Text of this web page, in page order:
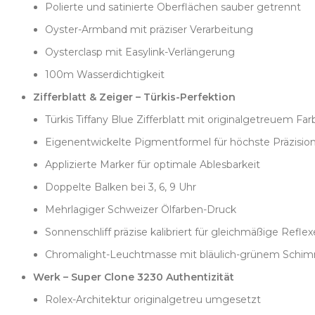
Weitere Details unterstreichen den hohen Anspruch:
Leuchtkraft des Zifferblatts ohne Verzerrung. Das
übertrieben zu wirken. Mit 100m Wasserdichtigkeit und
Neben einer echten Rolex ist Clean Factorys türkises
Studien und konsequente Optimierung. Während viele
Polierte und satinierte Oberflächen sauber getrennt
Oyster-Armband mit präziser Verarbeitung
Oysterclasp mit Easylink-Verlängerung
100m Wasserdichtigkeit
Zifferblatt & Zeiger – Türkis-Perfektion
Türkis Tiffany Blue Zifferblatt mit originalgetreuem
Eigenentwickelte Pigmentformel für höchste Präzision
Applizierte Marker für optimale Ablesbarkeit
Doppelte Balken bei 3, 6, 9 Uhr
Mehrlagiger Schweizer Ölfarben-Druck
Sonnenschliff präzise kalibriert für gleichmäßige
Chromalight-Leuchtmasse mit bläulich-grünem
Werk – Super Clone 3230 Authentizität
Rolex-Architektur originalgetreu umgesetzt